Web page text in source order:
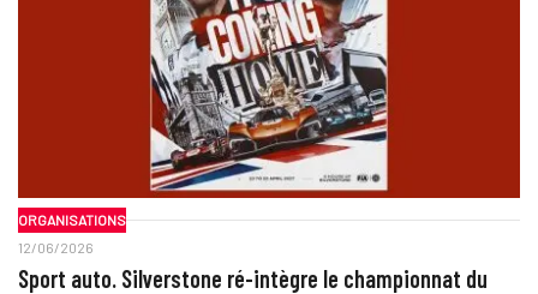
ORGANISATIONS
12/06/2026
Sport auto. Silverstone ré-intègre le championnat du